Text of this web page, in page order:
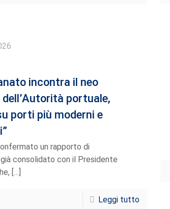
incontra il neo
portuale,
porti più moderni e
un rapporto di
consolidato con il Presidente
[…]
Leggi tutto